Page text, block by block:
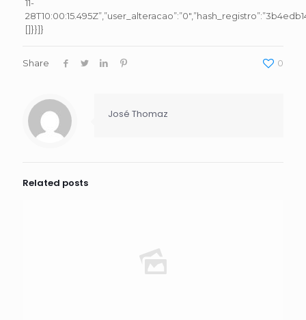
11-
[]}}]}
Share 0
José Thomaz
Related posts